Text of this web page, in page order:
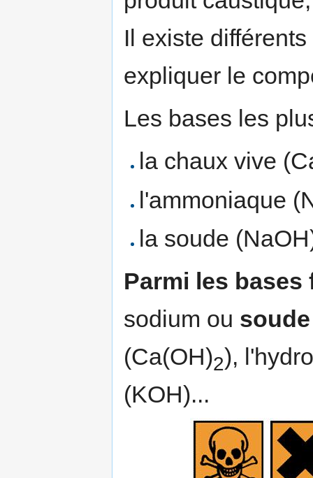
Il existe
expliquer le
Les bases les
la chaux vive
l'ammoniaque
la soude
Parmi les bases
sodium ou soude
(Ca(OH)2),
(KOH)...